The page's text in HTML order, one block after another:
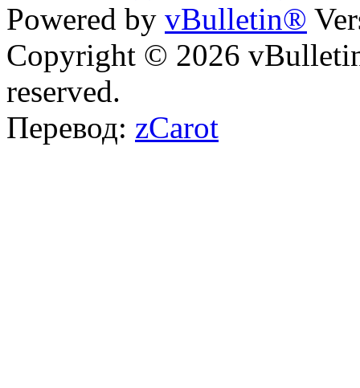
Powered by vBulletin®
Copyright © 2026
reserved.
Перевод: zCarot